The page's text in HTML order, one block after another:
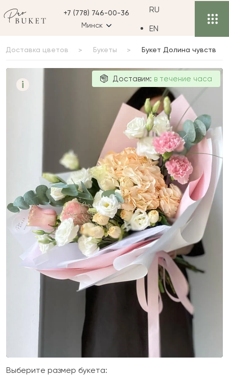
+7 (778) 746-00-36
Минск
RU
EN
Доставка цветов Букеты Букет Долина чувств
i
Долина
Доставим: в течение часа
Выберите размер букета: